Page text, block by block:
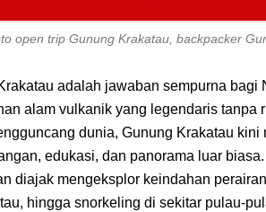
open trip Gunung Krakatau, backpacker
adalah jawaban sempurna bagi
alam vulkanik yang legendaris tanpa
dunia, Gunung Krakatau
edukasi, dan panorama luar
diajak mengeksplor keindahan
hingga snorkeling di sekitar pulau-